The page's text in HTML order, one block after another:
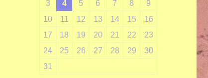
3
4 5 6 7 8
9
10
11 12 13 14 15
16
17
18 19 20 21 22
23
24
25 26 27 28 29
30
31